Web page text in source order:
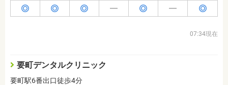
07:34現在
要町デンタルクリニック
要町駅6番出口徒歩4分